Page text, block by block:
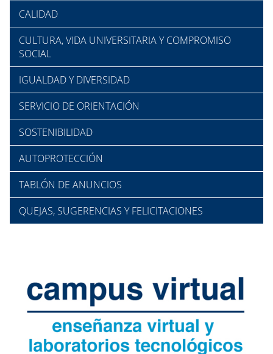
CALIDAD
CULTURA, VIDA UNIVERSITARIA Y COMPROMISO
SOCIAL
IGUALDAD Y DIVERSIDAD
SERVICIO DE ORIENTACIÓN
SOSTENIBILIDAD
AUTOPROTECCIÓN
TABLÓN DE ANUNCIOS
QUEJAS, SUGERENCIAS Y FELICITACIONES